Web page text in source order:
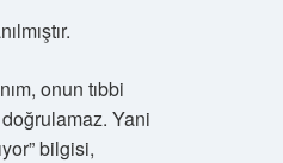
onun tıbbi
Yani
bilgisi,